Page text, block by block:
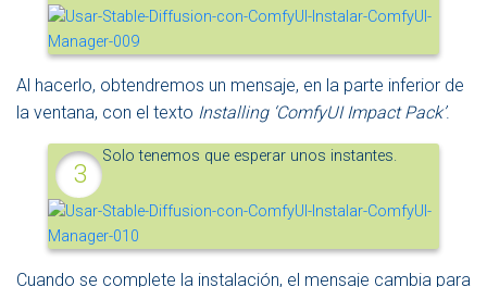
Al hacerlo, obtendremos un mensaje, en la parte inferior de
la ventana, con el texto Installing ‘ComfyUI Impact Pack’.
Solo tenemos que esperar unos instantes.
Cuando se complete la instalación, el mensaje cambia para